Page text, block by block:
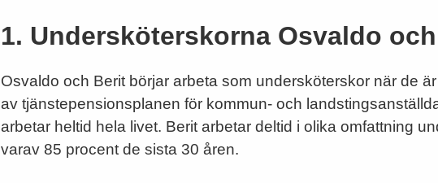
1. Undersköterskorna Osvaldo
Osvaldo och Berit börjar arbeta som undersköterskor när de
av tjänstepensionsplanen för kommun- och
arbetar heltid hela livet. Berit arbetar deltid i olika omfattning
varav 85 procent de sista 30 åren.